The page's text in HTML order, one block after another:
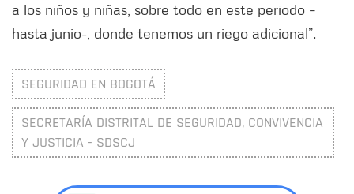
a los niños y niñas, sobre todo en este periodo –
hasta junio-, donde tenemos un riego adicional”.
SEGURIDAD EN BOGOTÁ
SECRETARÍA DISTRITAL DE SEGURIDAD, CONVIVENCIA
Y JUSTICIA - SDSCJ